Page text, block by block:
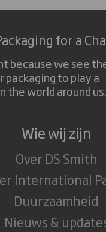
for a
because we see
to play a
the world around us.
Wie wij zijn
Over DS Smith
International
Duurzaamheid
Nieuws &